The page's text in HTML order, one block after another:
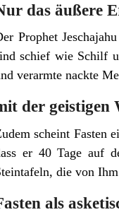
das äußere
Prophet
schief wie Schilf
verarmte nackte
der geistigen
scheint Fasten
er 40 Tage auf
die von
als